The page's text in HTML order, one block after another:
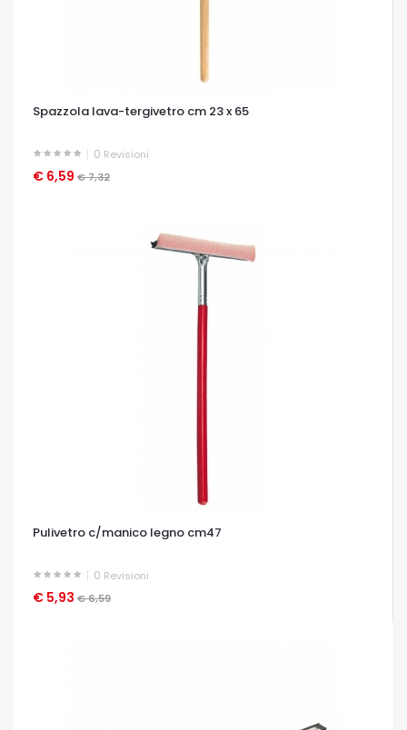
Spazzola lava-tergivetro cm 23 x 65
0 Revisioni
€ 6,59 € 7,32
OCCHIATA VELOCE
Pulivetro c/manico legno cm47
0 Revisioni
€ 5,93 € 6,59
OCCHIATA VELOCE